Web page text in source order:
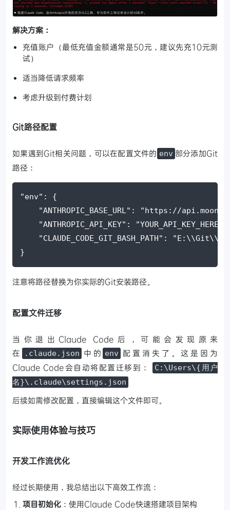
解决方案：
充值账户（最低充值金额通常是50元，建议先充10元测
试）
适当降低请求频率
考虑升级到付费计划
Git路径配置
如果遇到Git相关问题，可以在配置文件的 env 部分添加Git
路径：
"env" : {
"ANTHROPIC_BASE_URL" :
"https://
"ANTHROPIC_API_KEY" : "YOUR_API_KEY_HERE"
"CLAUDE_CODE_GIT_BASH_PATH" :
}
注意将路径替换为你实际的Git安装路径。
配置文件迁移
当你退出Claude Code后，可能会发现原来
在
.claude.json 中的 env 配置消失了。这是因为
Claude Code会自动将配置迁移到：
C:\Users\{用户
名}\.claude\settings.json
后续如需修改配置，直接编辑这个文件即可。
实际使用体验与技巧
开发工作流优化
经过长期使用，我总结出以下高效工作流：
项目初始化 ：使用Claude Code快速搭建项目架构